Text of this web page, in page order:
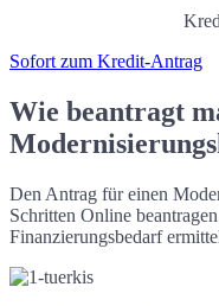
Sofort zum Kredit-Antrag
Wie beantragt
Den Antrag für einen
Schritten Online
Finanzierungsbedarf